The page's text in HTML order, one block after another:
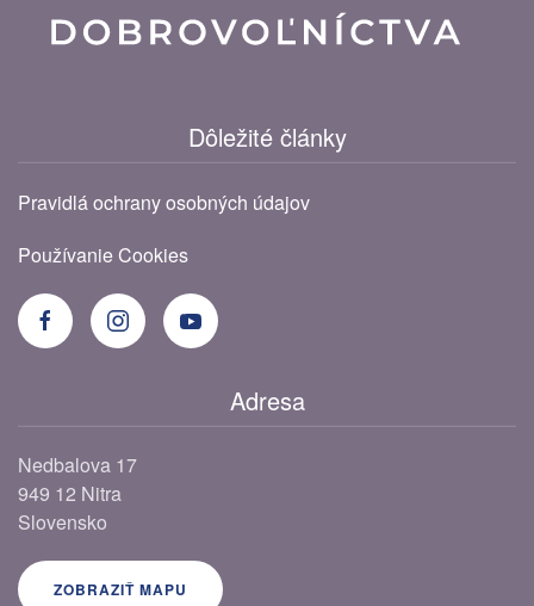
Dôležité články
Pravidlá ochrany osobných údajov
Používanie Cookies
Adresa
Nedbalova 17
949 12 Nitra
Slovensko
ZOBRAZIŤ MAPU